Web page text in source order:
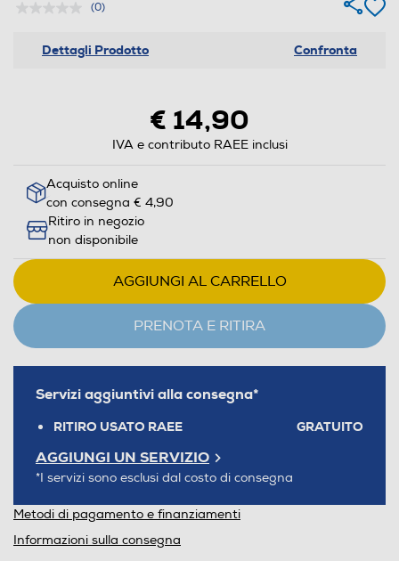
(0)
Dettagli Prodotto Confronta
€ 14,90
IVA e contributo RAEE inclusi
Acquisto online
con consegna € 4,90
Ritiro in negozio
non disponibile
AGGIUNGI AL CARRELLO
PRENOTA E RITIRA
Servizi aggiuntivi alla consegna*
RITIRO USATO RAEE GRATUITO
AGGIUNGI UN SERVIZIO
*I servizi sono esclusi dal costo di consegna
Metodi di pagamento e finanziamenti
Informazioni sulla consegna